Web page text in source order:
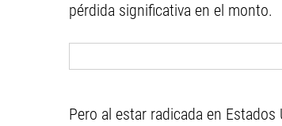
pérdida significativa en el monto.
Pero al estar radicada en Estados